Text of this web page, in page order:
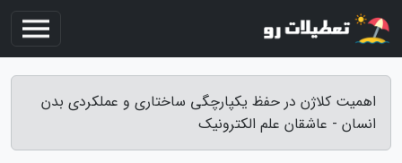
اهمیت کلاژن در حفظ یکپارچگی ساختاری و عملکردی بدن
انسان - عاشقان علم الکترونیک